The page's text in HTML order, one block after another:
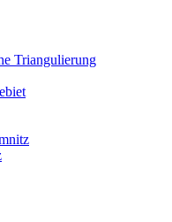
Triangulierung